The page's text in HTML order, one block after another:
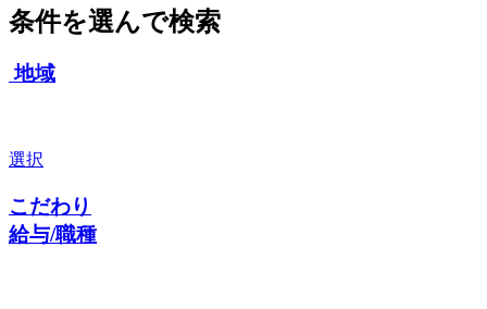
条件を選んで検索
地域
選択
こだわり
給与/職種